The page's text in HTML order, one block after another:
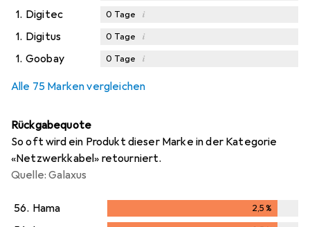
1. Digitec 0 Tage i
1. Digitus 0 Tage i
1. Goobay 0 Tage i
Alle 75 Marken vergleichen
Rückgabequote
So oft wird ein Produkt dieser Marke in der Kategorie
«Netzwerkkabel» retourniert.
Quelle: Galaxus
56. Hama 2,5%
2,5%